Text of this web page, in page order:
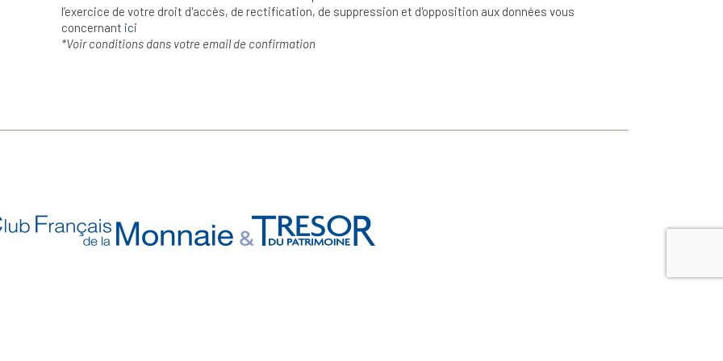
l’exercice de votre droit d'accès, de rectification, de suppression et d'opposition aux données vous
concernant ici
*Voir conditions dans votre email de confirmation